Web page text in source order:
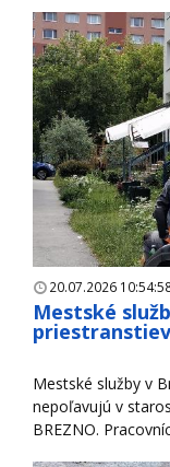
20.07.2026
Mestské
priestranstiev
Mestské služby v
nepoľavujú v
BREZNO.